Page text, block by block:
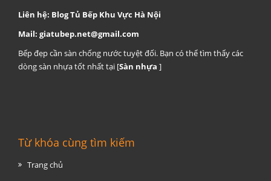
Liên hệ: Blog Tủ Bếp Khu Vực Hà Nội
Mail: giatubep.net@gmail.com
Bếp đẹp cần sàn chống nước tuyệt đối. Bạn có thể tìm thấy các
dòng sàn nhựa tốt nhất tại [Sàn nhựa ]
Từ khóa cùng tìm kiếm
Trang chủ